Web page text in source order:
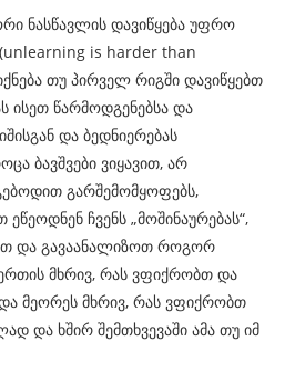
ნასწავლის დავიწყება უფრო
is harder than
თუ პირველ რიგში დავიწყებთ
ისეთ წარმოდგენებსა და
და ბედნიერებას
ბავშვები ვიყავით, არ
გარშემომყოფებს,
ჩვენს „მოშინაურებას“,
და გავაანალიზოთ როგორ
ერთის მხრივ, რას ვფიქრობთ და
მეორეს მხრივ, რას ვფიქრობთ
და ხშირ შემთხვევაში ამა თუ იმ